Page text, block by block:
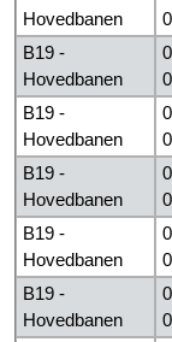
Hovedbanen
B19 -
Hovedbanen
B19 -
Hovedbanen
B19 -
Hovedbanen
B19 -
Hovedbanen
B19 -
Hovedbanen